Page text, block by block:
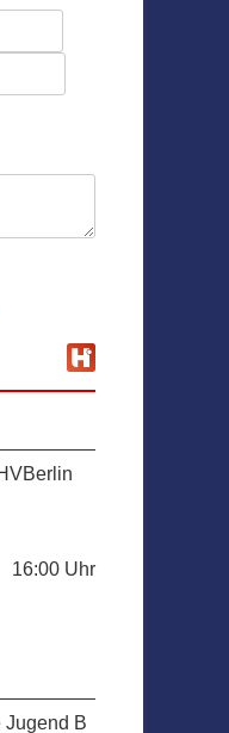
16:00 Uhr
Jugend B